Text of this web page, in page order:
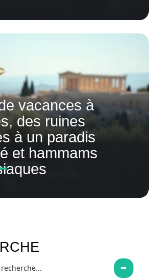
vacances à
des ruines
à un paradis
et hammams